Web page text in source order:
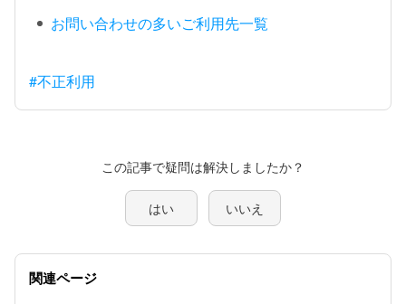
お問い合わせの多いご利用先一覧
#不正利用
この記事で疑問は解決しましたか？
はい いいえ
関連ページ